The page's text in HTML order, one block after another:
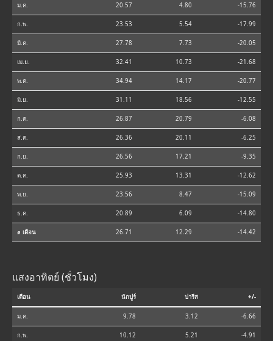
ม.ค. 20.57 4.80 -15.76
ก.พ. 23.53 5.54 -17.99
มี.ค. 27.78 7.73 -20.05
เม.ย. 32.41 10.73 -21.68
พ.ค. 34.94 14.17 -20.77
มิ.ย. 31.11 18.56 -12.55
ก.ค. 26.87 20.79 -6.08
ส.ค. 26.36 20.11 -6.25
ก.ย. 26.56 17.21 -9.35
ต.ค. 25.93 13.31 -12.62
พ.ย. 23.56 8.47 -15.09
ธ.ค. 20.89 6.09 -14.80
⌀ เดือน 26.71 12.29 -14.42
แสงอาทิตย์ (ชั่วโมง)
เดือน นักปูร์ ปารีส +/-
ม.ค. 9.78 3.12 -6.66
ก.พ. 10.12 5.21 -4.91